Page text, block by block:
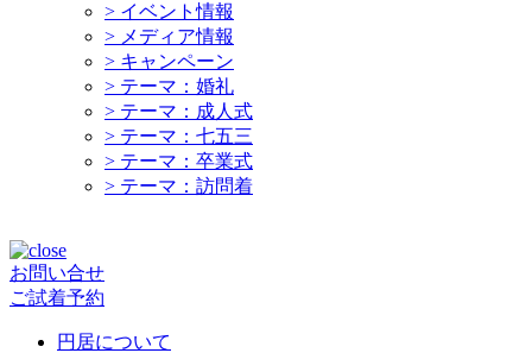
> イベント情報
> メディア情報
> キャンペーン
> テーマ：婚礼
> テーマ：成人式
> テーマ：七五三
> テーマ：卒業式
> テーマ：訪問着
お問い合せ
ご試着予約
円居について